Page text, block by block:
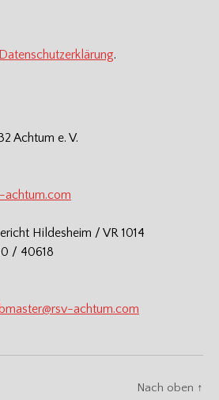
Datenschutzerklärung.
Achtum e. V.
achtum.com
Hildesheim / VR 1014
/ 40618
achtum.com
Nach oben ↑